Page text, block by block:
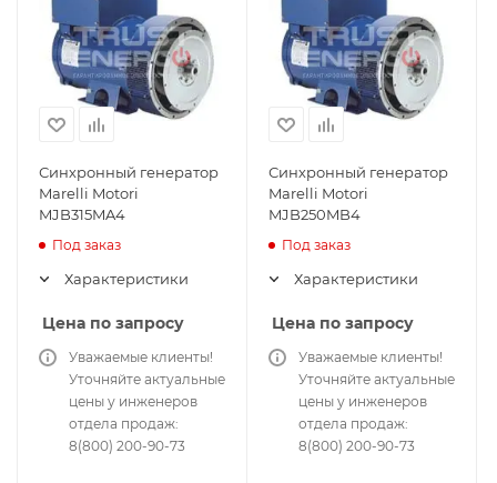
Синхронный генератор
Marelli Motori
MJB315MA4
Под заказ
Характеристики
Цена по запросу
Уважаемые клиенты!
Уточняйте актуальные
цены у инженеров
отдела продаж:
8(800) 200-90-73
Синхронный генератор
Marelli Motori
MJB250MB4
Под заказ
Характеристики
Цена по запросу
Уважаемые клиенты!
Уточняйте актуальные
цены у инженеров
отдела продаж:
8(800) 200-90-73